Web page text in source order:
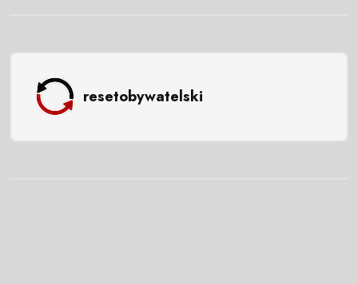
resetobywatelski